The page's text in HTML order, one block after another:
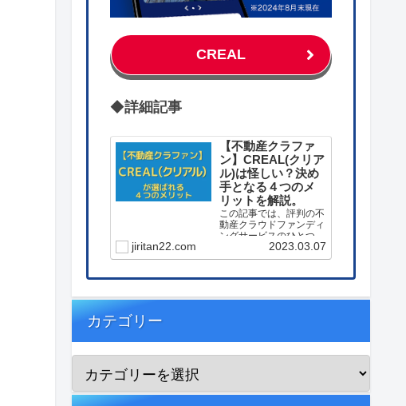
CREAL
◆詳細記事
【不動産クラファ
ン】CREAL(クリア
ル)は怪しい？決め
手となる４つのメ
リットを解説。
この記事では、評判の不
動産クラウドファンディ
ングサービスのひとつ
【CREAL(クリアル)】に
投資する決め手となった
ています。
jiritan22.com 2023.03.07
カテゴリー